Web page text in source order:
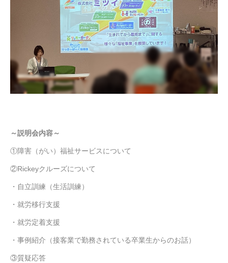
～説明会内容～
①障害（がい）福祉サービスについて
②Rickeyクルーズについて
・自立訓練（生活訓練）
・就労移行支援
・就労定着支援
・事例紹介（接客業で勤務されている卒業生からのお話）
③質疑応答